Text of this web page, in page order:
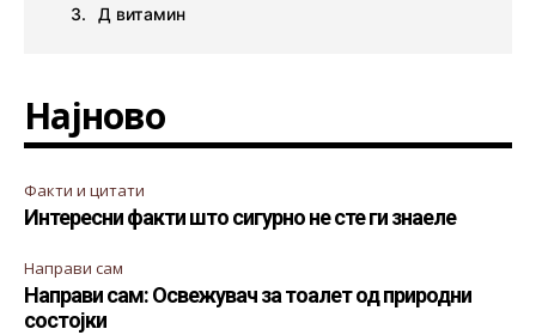
Д витамин
Најново
Факти и цитати
Интересни факти што сигурно не сте ги знаеле
Направи сам
Направи сам: Освежувач за тоалет од природни
состојки